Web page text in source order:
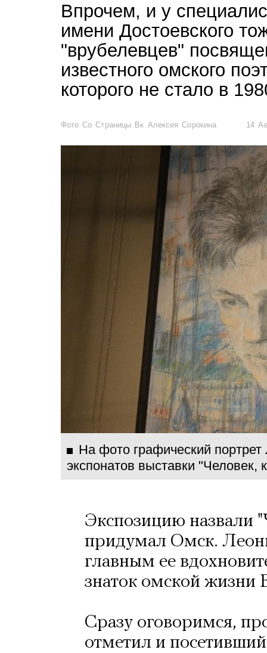
Впрочем, и у
имени Достоевского
"врубелевцев"
известного омского
которого не стало в
Фото Со Страницы Вк Алексея Сорокина 14
На фото графический
экспонатов выставки
Экспозицию назвали
придумал Омск.
главным ее
знаток омской жизни
Сразу оговоримся,
отметил и